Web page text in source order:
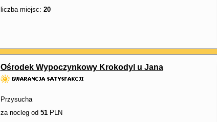
liczba miejsc: 20
Ośrodek Wypoczynkowy Krokodyl u Jana
Przysucha
za nocleg od 51PLN